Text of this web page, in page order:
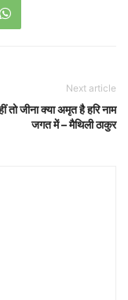
Next article
तो जीना क्या अमृत है हरि नाम
जगत में – मैथिली ठाकुर